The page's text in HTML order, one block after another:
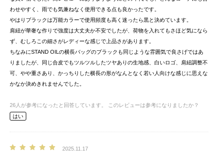
わせやすく、雨でも気兼ねなく使用できる点も良かったです。
やはりブラックは万能カラーで使用頻度も高く迷ったら黒と決めています。
肩紐が華奢な作りで強度は大丈夫か不安でしたが、荷物を入れてもさほど気になら
ず、むしろこの細さがレディーな感じで上品さがあります。
ちなみにSTAND OILの横長バッグのブラックも同じような雰囲気で良さげではあ
りましたが、同じ合皮でもツルツルしたツヤありの生地感、白いロゴ、肩紐調整不
可、やや重さあり、かっちりした横長の形がなんとなく若い人向けな感じに思えな
かなか決めきれませんでした。
26 人が参考になったと回答しています。
このレビューは参考になりましたか？
はい
2025.11.17